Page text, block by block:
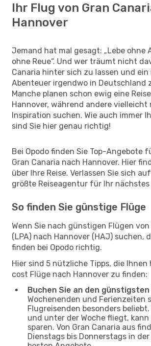
Ihr Flug von Gran
Hannover
Jemand hat mal gesagt: „Lebe ohne
ohne Reue“. Und wer träumt nicht
Canaria hinter sich zu lassen und ein
Abenteuer irgendwo in Deutschland
Manche planen schon ewig eine
Hannover, während andere vielleicht
Inspiration suchen. Wie auch immer
sind Sie hier genau richtig!
Bei Opodo finden Sie Top-Angebote
Gran Canaria nach Hannover. Hier
über Ihre Reise. Verlassen Sie sich
größte Reiseagentur für Ihr
So finden Sie günstige Flüge
Wenn Sie nach günstigen Flügen von
(LPA) nach Hannover (HAJ) suchen,
finden bei Opodo richtig.
Hier sind 5 nützliche Tipps, die
cost Flüge nach Hannover zu finden:
Buchen Sie an den günstigsten
Wochenenden und Ferienzeiten
Flugreisenden besonders
und unter der Woche fliegt,
sparen. Von Gran Canaria aus
Dienstags bis Donnerstags in der